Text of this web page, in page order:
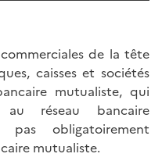
de la tête
caisses et sociétés
mutualiste, qui
au réseau bancaire
obligatoirement
mutualiste.